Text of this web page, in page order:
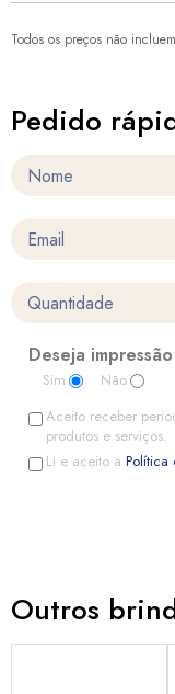
Todos os preços não
Pedido
Deseja
Sim
Não
Aceito receber
produtos e serviços.
Li e aceito a Política
Outros